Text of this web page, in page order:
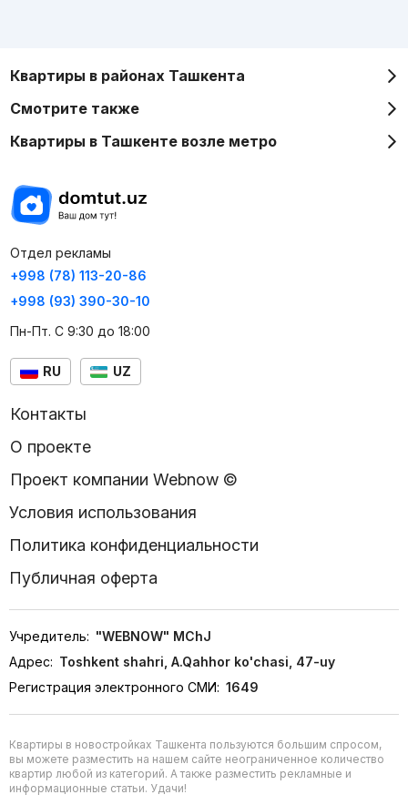
Квартиры в районах Ташкента
Смотрите также
Квартиры в Ташкенте возле метро
Отдел рекламы
+998 (78) 113-20-86
+998 (93) 390-30-10
Пн-Пт. С 9:30 до 18:00
RU UZ
Контакты
О проекте
Проект компании Webnow ©
Условия использования
Политика конфиденциальности
Публичная оферта
Учредитель: "WEBNOW" MChJ
Адрес: Toshkent shahri, A.Qahhor ko'chasi, 47-uy
Регистрация электронного СМИ: 1649
Квартиры в новостройках Ташкента пользуются большим спросом,
вы можете разместить на нашем сайте неограниченное количество
квартир любой из категорий. А также разместить рекламные и
информационные статьи. Удачи!